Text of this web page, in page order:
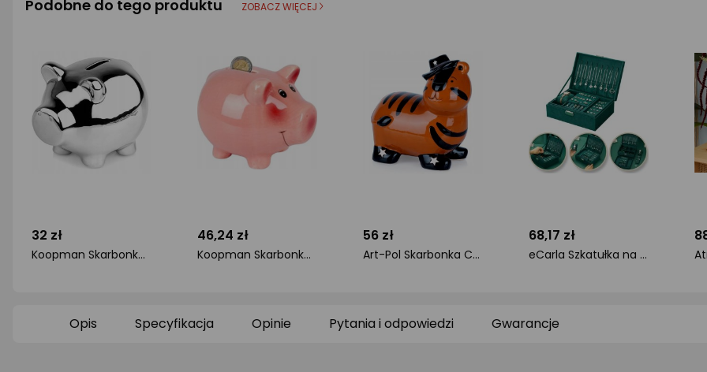
Podobne do tego produktu ZOBACZ WIĘCEJ
32 zł
Koopman Skarbonka ceramiczna srebrna lustrzana 11,5 x 9 cm
gwiazdki
46,24 zł
Koopman Skarbonka świnka ceramiczna różowa otwierana 11,5x9,1x9,1 cm
gwiazdki
56 zł
Art-Pol Skarbonka Ceramiczna Tygrys na Prezent dla Dzieci Dorosłych VILDE 10,5x17cm
gwiazdki
68,17 zł
eCarla Szkatułka na biżuterię kuferek etui organizer butelkowa zieleń pudełko PD133
gwiazdki
Opis Specyfikacja Opinie Pytania i odpowiedzi Gwarancje